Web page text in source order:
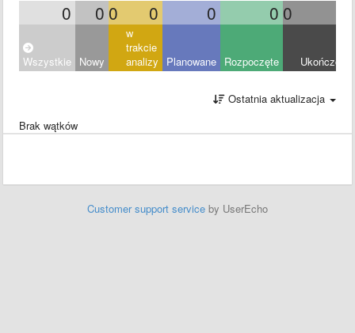
0 0 0 0 0 0 0
Wszystkie Nowy
w
trakcie
analizy
Planowane Rozpoczęte Ukończony
Ostatnia aktualizacja
Brak wątków
Customer support service by UserEcho